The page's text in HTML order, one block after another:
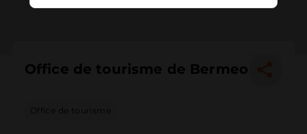
Office de tourisme de Bermeo
Office de tourisme